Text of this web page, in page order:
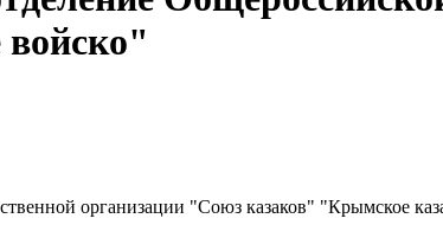
организации "Союз казаков" "Крымское